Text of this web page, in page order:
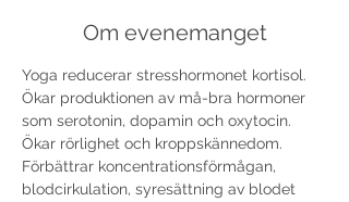
Om evenemanget
Yoga reducerar stresshormonet kortisol.
Ökar produktionen av må-bra hormoner
som serotonin, dopamin och oxytocin.
Ökar rörlighet och kroppskännedom.
Förbättrar koncentrationsförmågan,
blodcirkulation, syresättning av blodet